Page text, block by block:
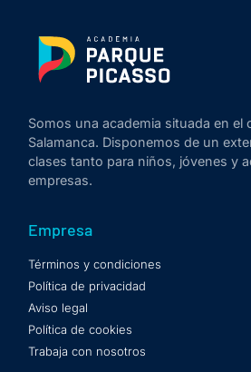
Somos una academia situada en el
Salamanca. Disponemos de un
clases tanto para niños, jóvenes y
empresas.
Empresa
Términos y condiciones
Política de privacidad
Aviso legal
Política de cookies
Trabaja con nosotros